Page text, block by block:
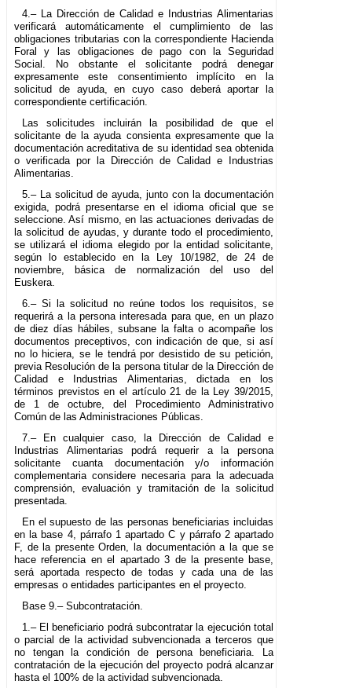
4.– La Dirección de Calidad e Industrias Alimentarias
verificará automáticamente el cumplimiento de las
obligaciones tributarias con la correspondiente Hacienda
Foral y las obligaciones de pago con la Seguridad
Social. No obstante el solicitante podrá denegar
expresamente este consentimiento implícito en la
solicitud de ayuda, en cuyo caso deberá aportar la
correspondiente certificación.
Las solicitudes incluirán la posibilidad de que el
solicitante de la ayuda consienta expresamente que la
documentación acreditativa de su identidad sea obtenida
o verificada por la Dirección de Calidad e Industrias
Alimentarias.
5.– La solicitud de ayuda, junto con la documentación
exigida, podrá presentarse en el idioma oficial que se
seleccione. Así mismo, en las actuaciones derivadas de
la solicitud de ayudas, y durante todo el procedimiento,
se utilizará el idioma elegido por la entidad solicitante,
según lo establecido en la Ley 10/1982, de 24 de
noviembre, básica de normalización del uso del
Euskera.
6.– Si la solicitud no reúne todos los requisitos, se
requerirá a la persona interesada para que, en un plazo
de diez días hábiles, subsane la falta o acompañe los
documentos preceptivos, con indicación de que, si así
no lo hiciera, se le tendrá por desistido de su petición,
previa Resolución de la persona titular de la Dirección de
Calidad e Industrias Alimentarias, dictada en los
términos previstos en el artículo 21 de la Ley 39/2015,
de 1 de octubre, del Procedimiento Administrativo
Común de las Administraciones Públicas.
7.– En cualquier caso, la Dirección de Calidad e
Industrias Alimentarias podrá requerir a la persona
solicitante cuanta documentación y/o información
complementaria considere necesaria para la adecuada
comprensión, evaluación y tramitación de la solicitud
presentada.
En el supuesto de las personas beneficiarias incluidas
en la base 4, párrafo 1 apartado C y párrafo 2 apartado
F, de la presente Orden, la documentación a la que se
hace referencia en el apartado 3 de la presente base,
será aportada respecto de todas y cada una de las
empresas o entidades participantes en el proyecto.
Base 9.– Subcontratación.
1.– El beneficiario podrá subcontratar la ejecución total
o parcial de la actividad subvencionada a terceros que
no tengan la condición de persona beneficiaria. La
contratación de la ejecución del proyecto podrá alcanzar
hasta el 100% de la actividad subvencionada.